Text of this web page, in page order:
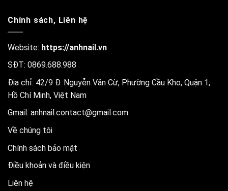
Chính sách, Liên hệ
Website: https://anhnail.vn
SĐT: 0869.688.988
Địa chỉ: 42/9 Đ. Nguyễn Văn Cừ, Phường Cầu Kho, Quận 1,
Hồ Chí Minh, Việt Nam
Gmail: anhnail.contact@gmail.com
Về chúng tôi
Chính sách bảo mật
Điều khoản và điều kiện
Liên hệ